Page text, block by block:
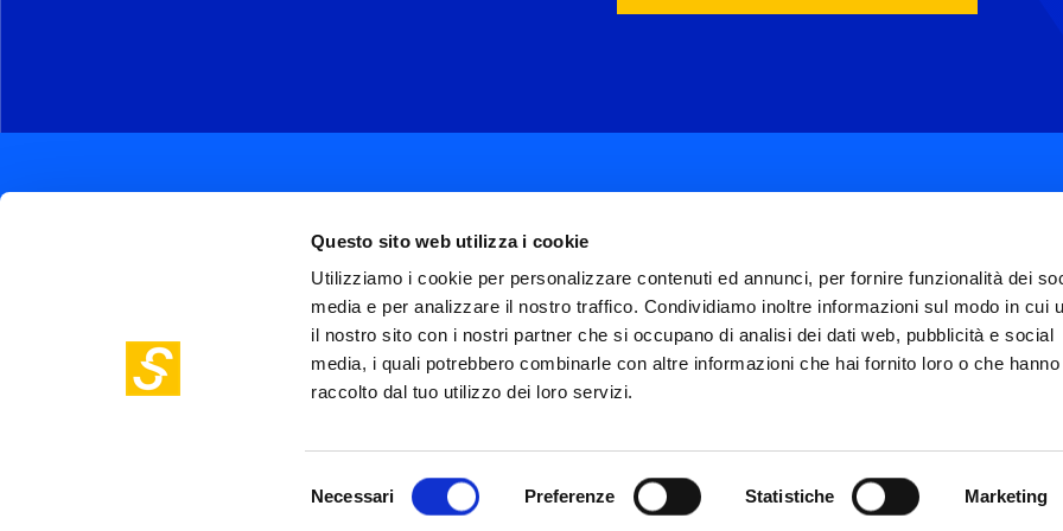
Questo sito web utilizza i cookie
Utilizziamo i cookie per personalizzare contenuti ed annunci, per fornire funzionalità dei
media e per analizzare il nostro traffico. Condividiamo inoltre informazioni sul modo in cui
il nostro sito con i nostri partner che si occupano di analisi dei dati web, pubblicità e social
media, i quali potrebbero combinarle con altre informazioni che hai fornito loro o che hanno
raccolto dal tuo utilizzo dei loro servizi.
Necessari Preferenze Statistiche Marketing
info@steptothefuture.it
+39 02 33 020 088
Social
menu
Footer
policies
FAQ Termini e condizioni Privacy policy
Impostazioni cookies
2026 - P.IVA 12878470157 Chi siamo Fastweb